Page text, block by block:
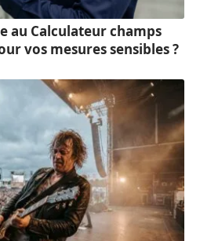
au Calculateur champs
vos mesures sensibles ?